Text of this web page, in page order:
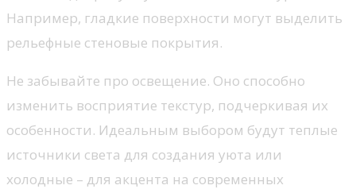
Например, гладкие поверхности могут выделить
рельефные стеновые покрытия.
Не забывайте про освещение. Оно способно
изменить восприятие текстур, подчеркивая их
особенности. Идеальным выбором будут теплые
источники света для создания уюта или
холодные – для акцента на современных